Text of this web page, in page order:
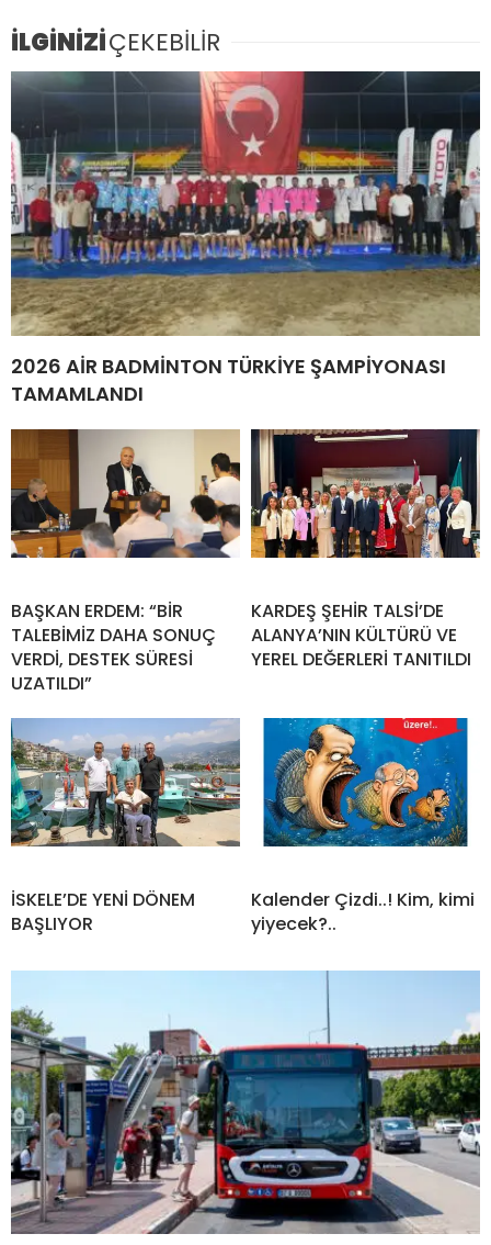
İLGİNİZİÇEKEBİLİR
2026 AİR BADMİNTON TÜRKİYE ŞAMPİYONASI
TAMAMLANDI
BAŞKAN ERDEM: “BİR
TALEBİMİZ DAHA SONUÇ
VERDİ, DESTEK SÜRESİ
UZATILDI”
KARDEŞ ŞEHİR TALSİ’DE
ALANYA’NIN KÜLTÜRÜ VE
YEREL DEĞERLERİ TANITILDI
İSKELE’DE YENİ DÖNEM
BAŞLIYOR
Kalender Çizdi..! Kim, kimi
yiyecek?..